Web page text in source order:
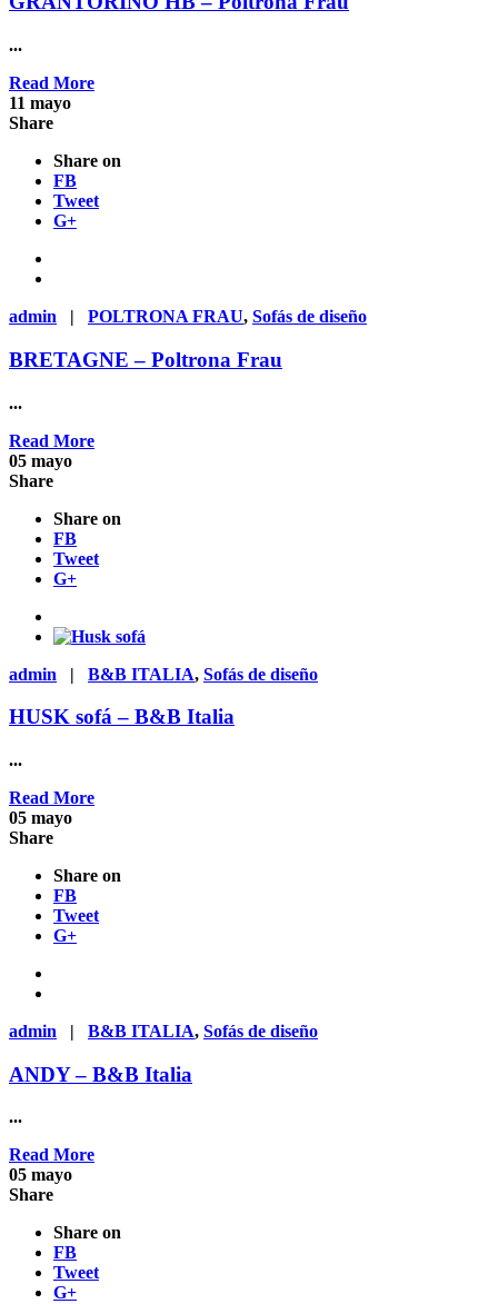
...
Read More
11 mayo
Share
Share on
FB
Tweet
G+
admin | POLTRONA FRAU, Sofás de diseño
BRETAGNE – Poltrona Frau
...
Read More
05 mayo
Share
Share on
FB
Tweet
G+
admin | B&B ITALIA, Sofás de diseño
HUSK sofá – B&B Italia
...
Read More
05 mayo
Share
Share on
FB
Tweet
G+
admin | B&B ITALIA, Sofás de diseño
ANDY – B&B Italia
...
Read More
05 mayo
Share
Share on
FB
Tweet
G+